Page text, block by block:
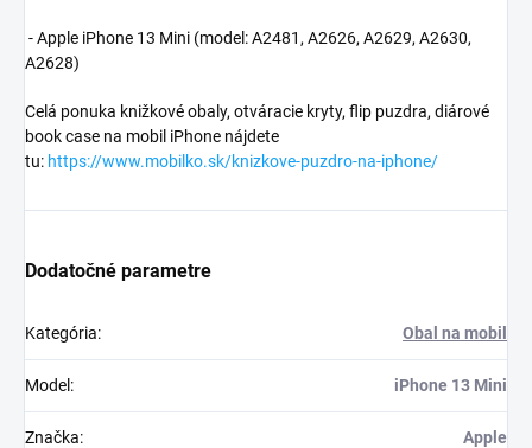
- Apple iPhone 13 Mini (model: A2481, A2626, A2629, A2630,
A2628)
Celá ponuka knižkové obaly, otváracie kryty, flip puzdra, diárové
book case na mobil iPhone nájdete
tu: https://www.mobilko.sk/knizkove-puzdro-na-iphone/
Dodatočné parametre
Kategória: Obal na mobil
Model : iPhone 13 Mini
Značka: Apple